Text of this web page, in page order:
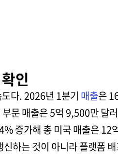
인
다. 2026년 1분기 매출은
문 매출은 5억 9,500만 달
증가해 총 미국 매출은 12
하는 것이 아니라 플랫폼